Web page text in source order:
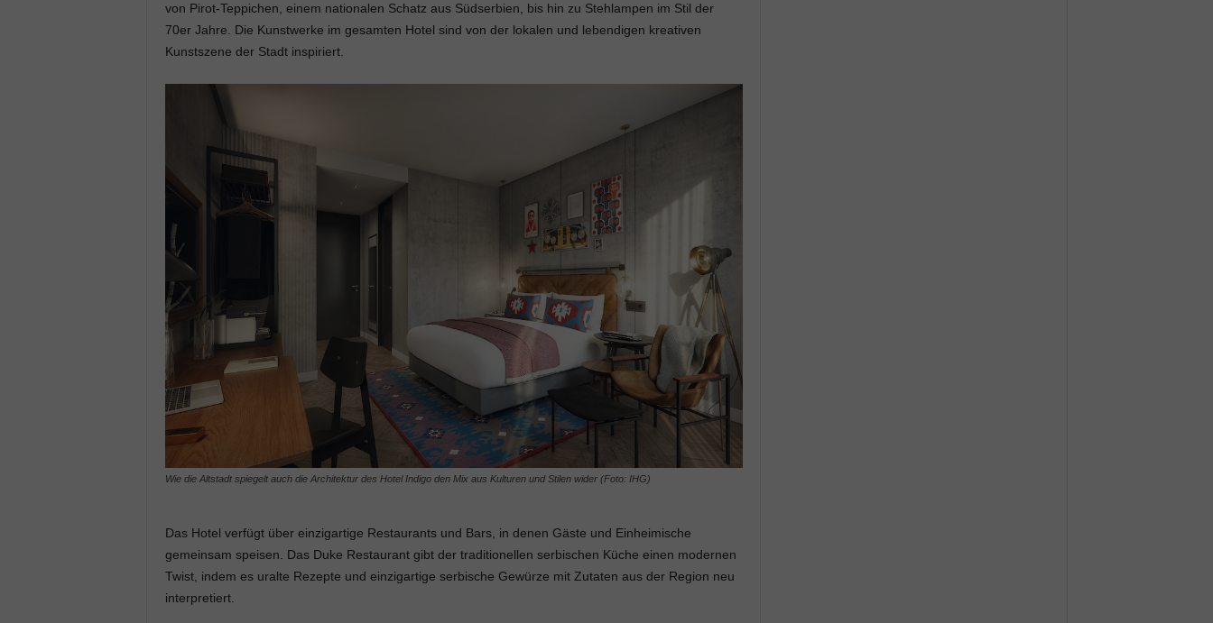
von Pirot-Teppichen, einem nationalen Schatz aus Südserbien, bis hin zu Stehlampen im Stil der
70er Jahre. Die Kunstwerke im gesamten Hotel sind von der lokalen und lebendigen kreativen
Kunstszene der Stadt inspiriert.
Wie die Altstadt spiegelt auch die Architektur des Hotel Indigo den Mix aus Kulturen und Stilen wider (Foto: IHG)
Das Hotel verfügt über einzigartige Restaurants und Bars, in denen Gäste und Einheimische
gemeinsam speisen. Das Duke Restaurant gibt der traditionellen serbischen Küche einen modernen
Twist, indem es uralte Rezepte und einzigartige serbische Gewürze mit Zutaten aus der Region neu
interpretiert.